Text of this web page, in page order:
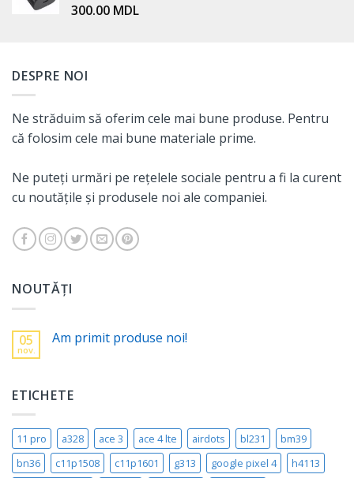
300.00 MDL
DESPRE NOI
Ne străduim să oferim cele mai bune produse. Pentru
că folosim cele mai bune materiale prime.
Ne puteți urmări pe rețelele sociale pentru a fi la curent
cu noutățile și produsele noi ale companiei.
NOUTĂȚI
05
nov.
Am primit produse noi!
ETICHETE
11 pro a328 ace 3 ace 4 lte airdots bl231
bm39
bn36
c11p1508 c11p1601 g313 google pixel 4 h4113